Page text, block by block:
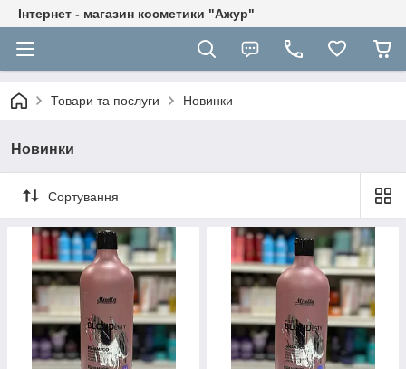
Інтернет - магазин косметики "Ажур"
Товари та послуги Новинки
Новинки
Сортування